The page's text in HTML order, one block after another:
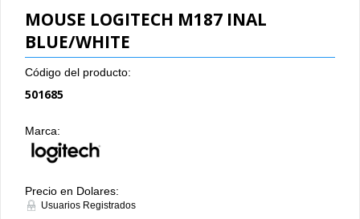
MOUSE LOGITECH M187 INAL
BLUE/WHITE
Código del producto:
501685
Marca:
Precio en Dolares:
Usuarios Registrados